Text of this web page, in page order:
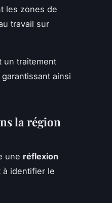
les zones de
travail sur
un traitement
ainsi
la région
une réflexion
à identifier le